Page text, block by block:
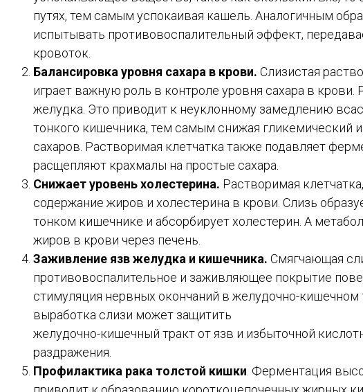
путях, тем самым успокаивая кашель. Аналогичным
испытывать противовоспалительный эффект,
кровоток.
Балансировка уровня сахара в крови. Слизистая
играет важную роль в контроле уровня сахара в
желудка. Это приводит к неуклонному замедлению
тонкого кишечника, тем самым снижая гликемический
сахаров. Растворимая клетчатка также подавляет
расщепляют крахмалы на простые сахара.
Снижает уровень холестерина. Растворимая
содержание жиров и холестерина в крови. Слизь
тонком кишечнике и абсорбирует холестерин. А
жиров в крови через печень.
Заживление язв желудка и кишечника. Смягчающая
противовоспалительное и заживляющее покрытие
стимуляция нервных окончаний в желудочно-
выработка слизи может защитить
желудочно-кишечный тракт от язв и избыточной
раздражения.
Профилактика рака толстой кишки. Ферментация